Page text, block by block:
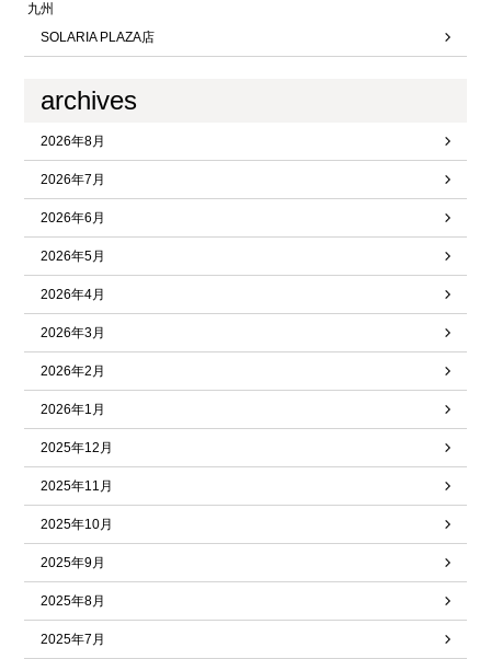
九州
SOLARIA PLAZA店
archives
2026年8月
2026年7月
2026年6月
2026年5月
2026年4月
2026年3月
2026年2月
2026年1月
2025年12月
2025年11月
2025年10月
2025年9月
2025年8月
2025年7月